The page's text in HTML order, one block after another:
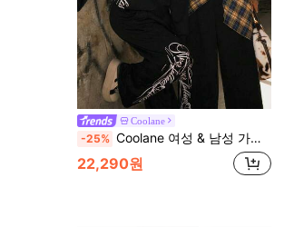
Coolane
-25% Coolane 여성 & 남성 가을 스트리트웨어 캐주얼 빈티지 Y2K 스포츠웨어 일상복 그래픽 블랙 루즈핏 스웨트셔츠 및 배기 로우라이즈 와이드 레그 스웨트팬츠 2피스
22,290원